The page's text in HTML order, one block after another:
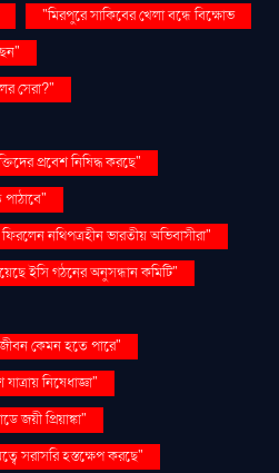
"মিরপুরে সাকিবের খেলা বন্ধে বিক্ষোভ
সেরা?"
প্রবেশ নিষিদ্ধ করছে"
পাঠাবে"
ফিরলেন নথিপত্রহীন ভারতীয় অভিবাসীরা"
ইসি গঠনের অনুসন্ধান কমিটি"
কেমন হতে পারে"
নিষেধাজ্ঞা"
জয়ী প্রিয়াঙ্কা"
সরাসরি হস্তক্ষেপ করছে"